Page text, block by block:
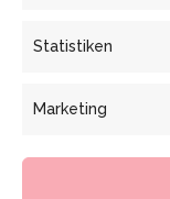
Statistiken
Marketing
Allgemeine